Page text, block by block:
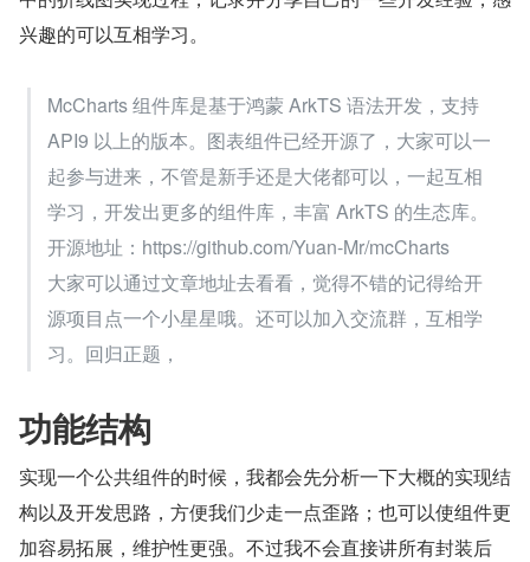
兴趣的可以互相学习。
McCharts 组件库是基于鸿蒙 ArkTS 语法开发，支持
API9 以上的版本。图表组件已经开源了，大家可以一
起参与进来，不管是新手还是大佬都可以，一起互相
学习，开发出更多的组件库，丰富 ArkTS 的生态库。
开源地址：https://github.com/Yuan-Mr/mcCharts
大家可以通过文章地址去看看，觉得不错的记得给开
源项目点一个小星星哦。还可以加入交流群，互相学
习。回归正题，
功能结构
实现一个公共组件的时候，我都会先分析一下大概的实现结
构以及开发思路，方便我们少走一点歪路；也可以使组件更
加容易拓展，维护性更强。不过我不会直接讲所有封装后